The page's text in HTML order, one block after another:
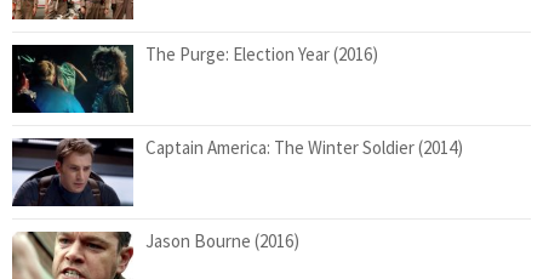
The Purge: Election Year (2016)
Captain America: The Winter Soldier (2014)
Jason Bourne (2016)